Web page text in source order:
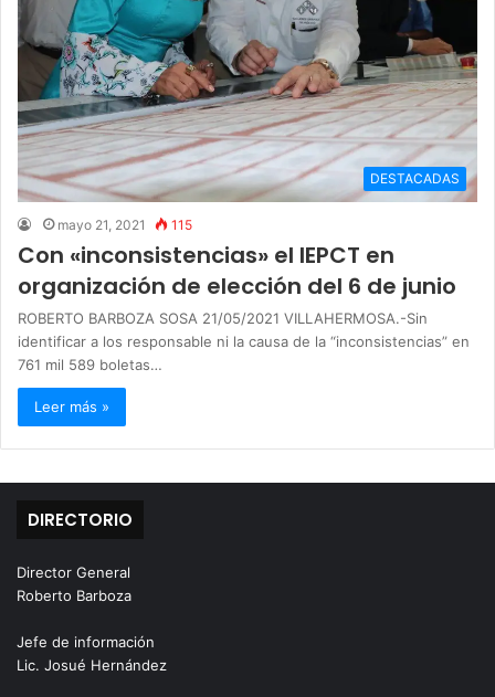
DESTACADAS
mayo 21, 2021 115
Con «inconsistencias» el IEPCT en
organización de elección del 6 de junio
ROBERTO BARBOZA SOSA 21/05/2021 VILLAHERMOSA.-Sin
identificar a los responsable ni la causa de la “inconsistencias” en
761 mil 589 boletas…
Leer más »
DIRECTORIO
Director General
Roberto Barboza
Jefe de información
Lic. Josué Hernández